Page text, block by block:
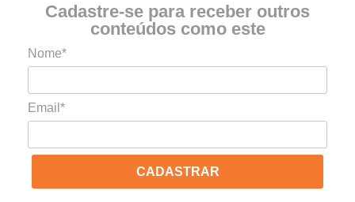
Cadastre-se para receber outros
conteúdos como este
Nome*
Email*
CADASTRAR